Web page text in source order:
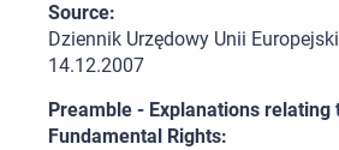
Source:
Dziennik Urzędowy Unii
14.12.2007
Preamble - Explanations relating
Fundamental Rights: